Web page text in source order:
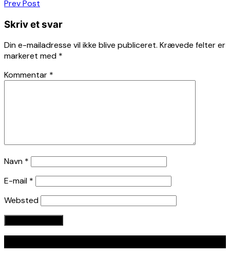
Indlægsnavigation
Prev Post
Skriv et svar
Din e-mailadresse vil ikke blive publiceret. Krævede felter er
markeret med *
Kommentar *
Navn *
E-mail *
Websted